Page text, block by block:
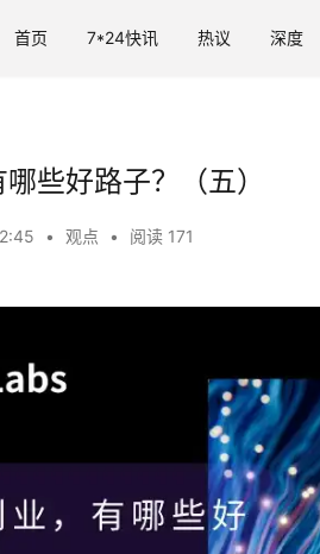
首页 7*24快讯 热议 深度
些好路子？（五）
• 观点 • 阅读 171